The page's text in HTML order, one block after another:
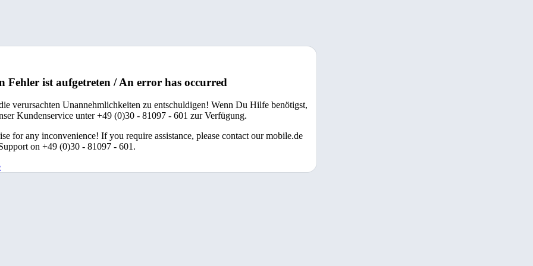
Fehler ist aufgetreten / An error has occurred
verursachten Unannehmlichkeiten zu entschuldigen! Wenn Du Hilfe benötigst,
Kundenservice unter +49 (0)30 - 81097 - 601 zur Verfügung.
for any inconvenience! If you require assistance, please contact our mobile.de
on +49 (0)30 - 81097 - 601.